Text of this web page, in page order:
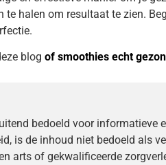
te halen om resultaat te zien.
blog of smoothies echt
bedoeld voor informatieve
is de inhoud niet bedoeld als
arts of gekwalificeerde